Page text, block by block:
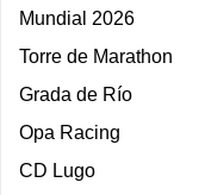
Mundial 2026
Torre de Marathon
Grada de Río
Opa Racing
CD Lugo